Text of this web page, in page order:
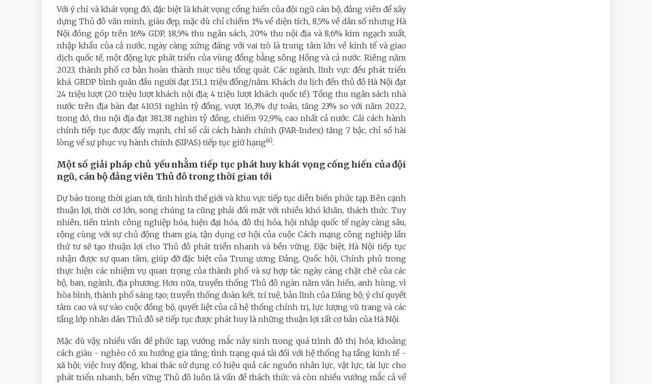
Với ý chí và khát vọng đó, đặc biệt là khát vọng cống hiến của đội ngũ cán bộ, đảng viên để xây
dựng Thủ đô văn minh, giàu đẹp, mặc dù chỉ chiếm 1% về diện tích, 8,5% về dân số nhưng Hà
Nội đóng góp trên 16% GDP, 18,5% thu ngân sách, 20% thu nội địa và 8,6% kim ngạch xuất,
nhập khẩu của cả nước, ngày càng xứng đáng với vai trò là trung tâm lớn về kinh tế và giao
dịch quốc tế, một động lực phát triển của vùng đồng bằng sông Hồng và cả nước. Riêng năm
2023, thành phố cơ bản hoàn thành mục tiêu tổng quát. Các ngành, lĩnh vực đều phát triển
khá. GRDP bình quân đầu người đạt 151,1 triệu đồng/năm. Khách du lịch đến thủ đô Hà Nội đạt
24 triệu lượt (20 triệu lượt khách nội địa; 4 triệu lượt khách quốc tế). Tổng thu ngân sách nhà
nước trên địa bàn đạt 410,51 nghìn tỷ đồng, vượt 16,3% dự toán, tăng 23% so với năm 2022,
trong đó, thu nội địa đạt 381,38 nghìn tỷ đồng, chiếm 92,9%, cao nhất cả nước. Cải cách hành
chính tiếp tục được đẩy mạnh, chỉ số cải cách hành chính (PAR-Index) tăng 7 bậc, chỉ số hài
lòng về sự phục vụ hành chính (SIPAS) tiếp tục giữ hạng(4).
Một số giải pháp chủ yếu nhằm tiếp tục phát huy khát vọng cống hiến của đội
ngũ, cán bộ đảng viên Thủ đô trong thời gian tới
Dự báo trong thời gian tới, tình hình thế giới và khu vực tiếp tục diễn biến phức tạp. Bên cạnh
thuận lợi, thời cơ lớn, song chúng ta cũng phải đối mặt với nhiều khó khăn, thách thức. Tuy
nhiên, tiến trình công nghiệp hóa, hiện đại hóa, đô thị hóa, hội nhập quốc tế ngày càng sâu,
rộng cùng với sự chủ động tham gia, tận dụng cơ hội của cuộc Cách mạng công nghiệp lần
thứ tư sẽ tạo thuận lợi cho Thủ đô phát triển nhanh và bền vững. Đặc biệt, Hà Nội tiếp tục
nhận được sự quan tâm, giúp đỡ đặc biệt của Trung ương Đảng, Quốc hội, Chính phủ trong
thực hiện các nhiệm vụ quan trọng của thành phố và sự hợp tác ngày càng chặt chẽ của các
bộ, ban, ngành, địa phương. Hơn nữa, truyền thống Thủ đô ngàn năm văn hiến, anh hùng, vì
hòa bình, thành phố sáng tạo; truyền thống đoàn kết, trí tuệ, bản lĩnh của Đảng bộ; ý chí quyết
tâm cao và sự vào cuộc đồng bộ, quyết liệt của cả hệ thống chính trị, lực lượng vũ trang và các
tầng lớp nhân dân Thủ đô sẽ tiếp tục được phát huy là những thuận lợi rất cơ bản của Hà Nội.
Mặc dù vậy, nhiều vấn đề phức tạp, vướng mắc nảy sinh trong quá trình đô thị hóa; khoảng
cách giàu - nghèo có xu hướng gia tăng; tình trạng quá tải đối với hệ thống hạ tầng kinh tế -
xã hội; việc huy động, khai thác sử dụng có hiệu quả các nguồn nhân lực, vật lực, tài lực cho
phát triển nhanh, bền vững Thủ đô luôn là vấn đề thách thức và còn nhiều vướng mắc cả về